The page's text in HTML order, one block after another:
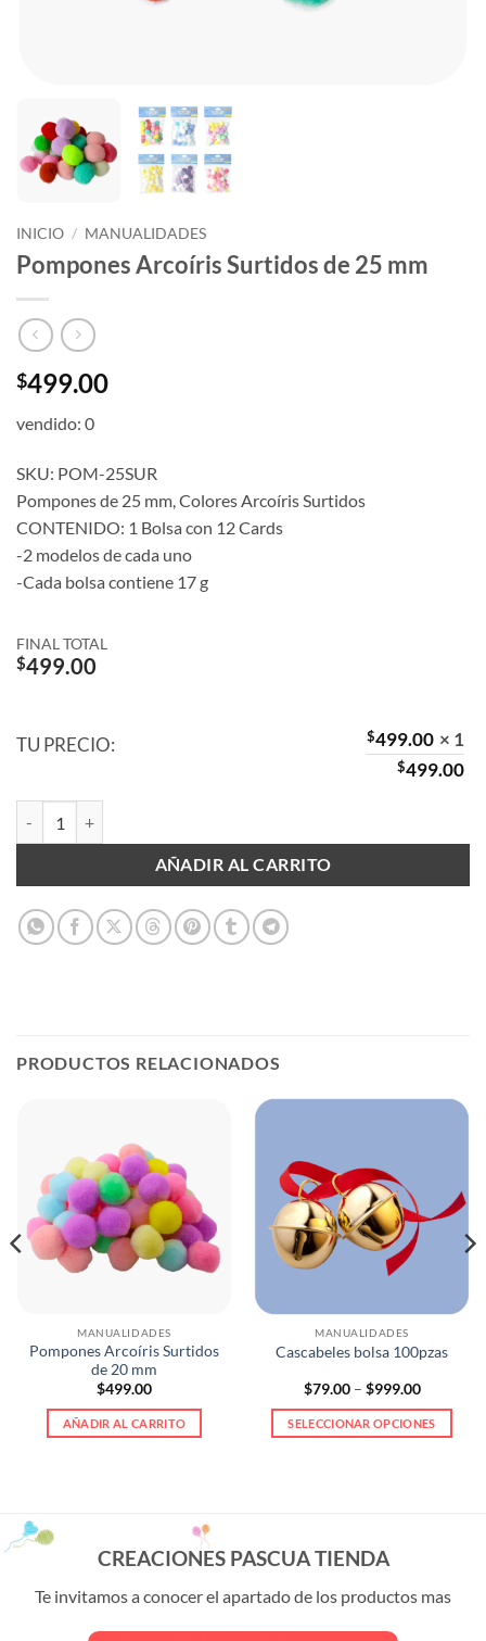
INICIO / MANUALIDADES
Pompones Arcoíris Surtidos de 25 mm
$499.00
vendido: 0
SKU: POM-25SUR
Pompones de 25 mm, Colores Arcoíris Surtidos
CONTENIDO: 1 Bolsa con 12 Cards
-2 modelos de cada uno
-Cada bolsa contiene 17 g
FINAL TOTAL
$499.00
TU PRECIO: $499.00 × 1
$499.00
AÑADIR AL CARRITO
PRODUCTOS RELACIONADOS
MANUALIDADES
Pompones Arcoíris Surtidos
de 20 mm
$499.00
AÑADIR AL CARRITO
MANUALIDADES
Cascabeles bolsa 100pzas
$79.00 – $999.00Price
$79.00
through
SELECCIONAR OPCIONES
Las
se
pueden
CREACIONES PASCUA TIENDA
Te invitamos a conocer el apartado de los productos mas